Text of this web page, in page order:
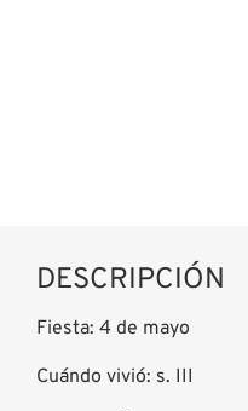
DESCRIPCIÓN
Fiesta: 4 de mayo
Cuándo vivió: s. III